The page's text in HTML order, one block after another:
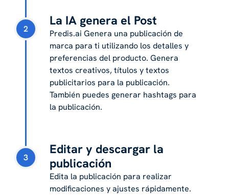
2
La IA genera el Post
Predis.ai Genera una publicación de
marca para ti utilizando los detalles y
preferencias del producto. Genera
textos creativos, títulos y textos
publicitarios para la publicación.
También puedes generar hashtags para
la publicación.
3
Editar y descargar la
publicación
Edita la publicación para realizar
modificaciones y ajustes rápidamente.